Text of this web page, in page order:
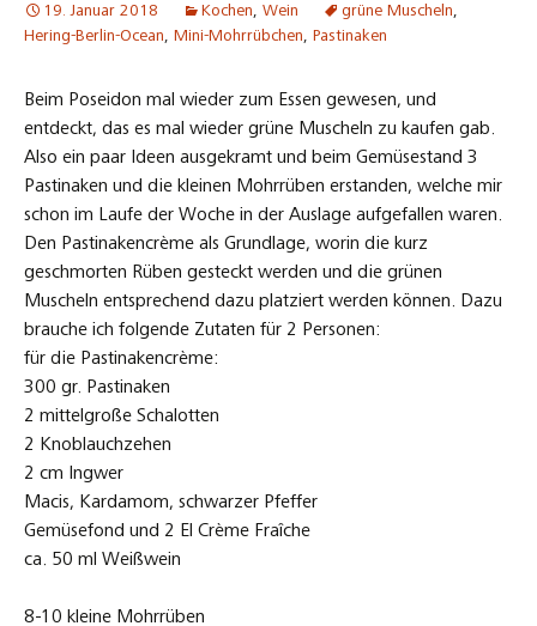
2 cm Ingwer
ca. 50 ml Weißwein
8-10 kleine Mohrrüben
6 grüne Muschelhälften
für die Vinaigrette der grünen Muscheln:
Sesamöl
helle Sojasauße
Terriyakisauße
Mirin
Die Zubereitung kann dann so laufen:
Pastinaken gut waschen und je nach Bedarf noch mit einem
Sparschäler säubern. Dann die Pastinaken, Knoblauch,
Schalotten und Ingwer grob kleinschneiden und mit etwas
Olivenöl in einem Topf zunächst scharf anbraten und dann
unter Beigabe von etwas Weißwein und Gemüsefond soweit